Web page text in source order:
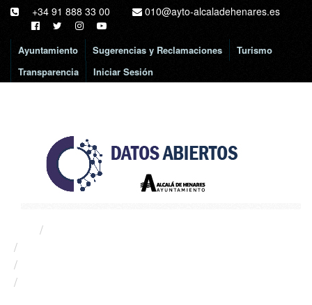
Ir
contenido
+34 91 888 33 00 010@ayto-alcaladehenares.es
Ayuntamiento Sugerencias y Reclamaciones
Turismo
Transparencia
Iniciar Sesión